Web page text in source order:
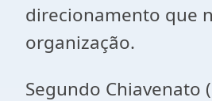
direcionamento que
organização.
Segundo Chiavenato